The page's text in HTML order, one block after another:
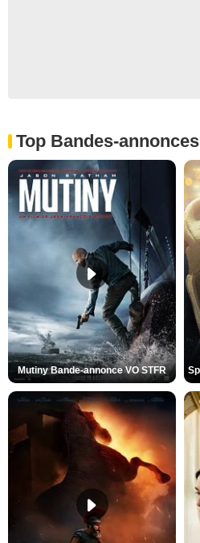
Top Bandes-annonces
Mutiny Bande-annonce VO STFR